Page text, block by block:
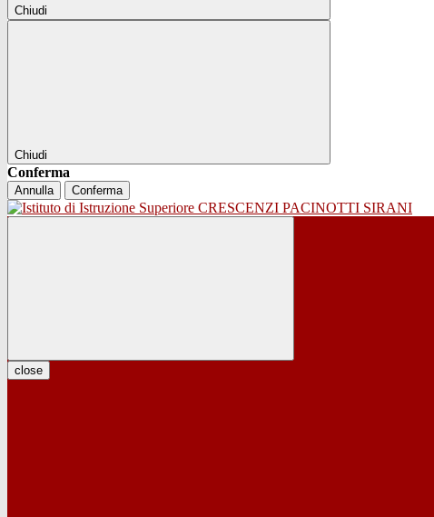
Chiudi
Chiudi
Conferma
Annulla Conferma
close